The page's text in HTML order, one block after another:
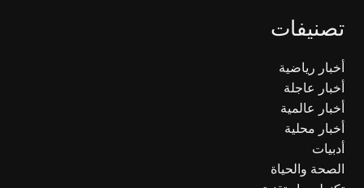
تصنيفات
أخبار رياضية
أخبار عاجلة
أخبار عالمية
أخبار محلية
أدبيات
الصحة والحياة